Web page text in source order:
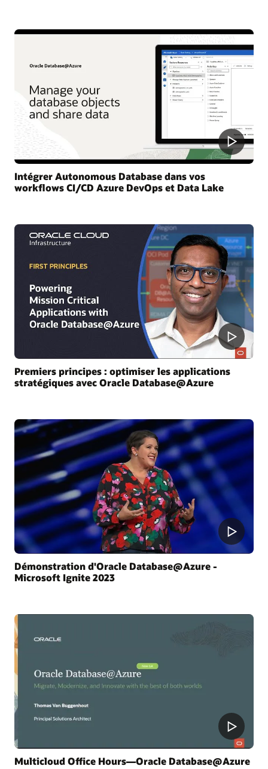
Intégrer Autonomous Database dans vos
workflows CI/CD Azure DevOps et Data Lake
Premiers principes : optimiser les applications
stratégiques avec Oracle Database@Azure
Démonstration d'Oracle Database@Azure -
Microsoft Ignite 2023
Multicloud Office Hours—Oracle Database@Azure